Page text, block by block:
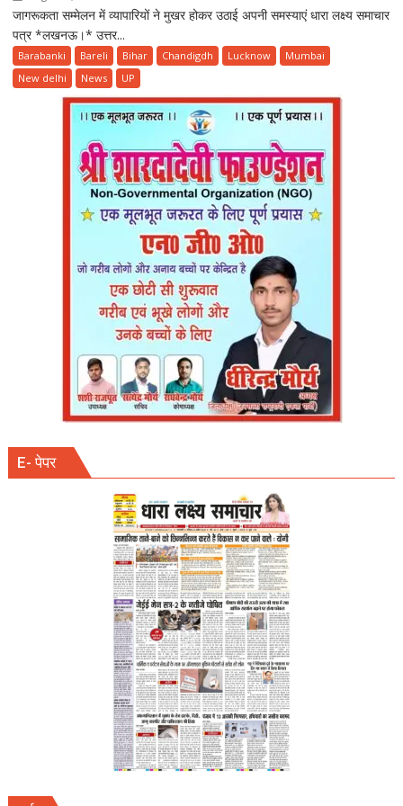
किसी
कीमत
का
बर्दाश्त
नहीं
किया
जाएगा
:संजय
गुप्ता
जागरूकता सम्मेलन में व्यापारियों ने मुखर होकर उठाई अपनी समस्याएं धारा लक्ष्य समाचार
पत्र *लखनऊ।* उत्तर...
Barabanki Bareli Bihar Chandigdh Lucknow
Mumbai
New delhi
News UP
E- पेपर